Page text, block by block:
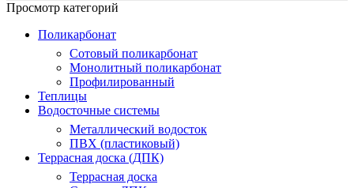
Просмотр категорий
Поликарбонат
Сотовый поликарбонат
Монолитный поликарбонат
Профилированный
Теплицы
Водосточные системы
Металлический водосток
ПВХ (пластиковый)
Террасная доска (ДПК)
Террасная доска